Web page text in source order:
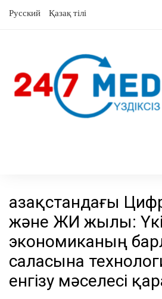
Русский Қазақ тілі
Қазақстандағы
және ЖИ жылы:
экономиканың
саласына
енгізу мәселесі